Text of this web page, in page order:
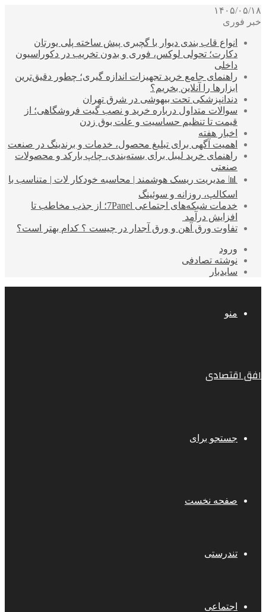
۱۴۰۵/۰۵/۱۸
خبر فوری
انواع قاب بندی دیوار با گچبری پیش ساخته پلی یورتان
دکارت؛ تحولی لوکس، فوری و بدون تخریب در دکوراسیون
داخلی
راهنمای جامع خرید تجهیزات اندازه گیری؛ چطور دقیق‌ترین
ابزارها را آنلاین بخریم؟
دندانپزشکی تحت بیهوشی در شرق تهران
سوالات متداول درباره خرید و نصب گیت فروشگاهی؛ از
قیمت تا تنظیم حساسیت و علت بوق زدن
اخبار هفته
اهمیت آگهی برای تبلیغ محصول، خدمات و برندینگ در صنعت
راهنمای خرید لیبل برای بسته‌بندی، چاپ بارکد و محصولات
صنعتی
📊 مدیریت ریسک هوشمند | محاسبه خودکار لات | متناسب با
اسکالپ، روزانه و سوئینگ
خدمات شبکه‌های اجتماعی 7Panel؛ از جذب مخاطب تا
افزایش درآمد
تفاوت ورق آهن و ورق آجدار در چیست ؟ کدام بهتر است؟
ورود
نوشته تصادفی
سایدبار
منو
افق اقتصادی
جستجو برای
صفحه نخست
تندرستی
اجتماعی